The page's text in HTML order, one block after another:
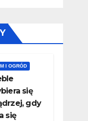
I OGRÓD
się
gdy
się